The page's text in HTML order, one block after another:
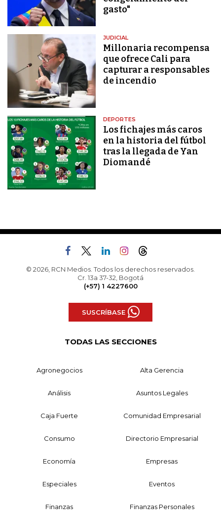
gasto"
JUDICIAL
Millonaria recompensa
que ofrece Cali para
capturar a responsables
de incendio
DEPORTES
Los fichajes más caros
en la historia del fútbol
tras la llegada de Yan
Diomandé
© 2026, RCN Medios. Todos los derechos reservados.
Cr. 13a 37-32, Bogotá
(+57) 1 4227600
SUSCRÍBASE
TODAS LAS SECCIONES
Agronegocios Alta Gerencia
Análisis Asuntos Legales
Caja Fuerte Comunidad Empresarial
Consumo Directorio Empresarial
Economía Empresas
Especiales Eventos
Finanzas Finanzas Personales